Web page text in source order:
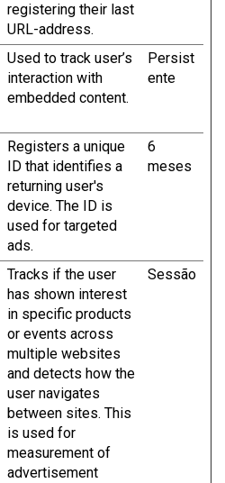
registering their last
URL-address.
Used to track user’s
interaction with
embedded content.
Persist
ente
Registers a unique
ID that identifies a
returning user's
device. The ID is
used for targeted
ads.
6
meses
Tracks if the user
has shown interest
in specific products
or events across
multiple websites
and detects how the
user navigates
between sites. This
is used for
measurement of
advertisement
Sessão